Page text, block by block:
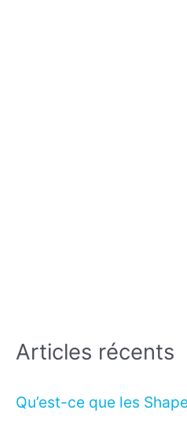
Articles récents
Qu’est-ce que les